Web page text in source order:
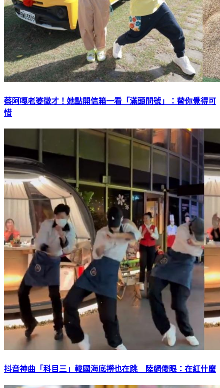
蔡阿嘎老婆徵才！她點開信箱一看「滿頭問號」：替你覺得可
惜
抖音神曲「科目三」韓國海底撈也在跳 陸網傻眼：在紅什麼